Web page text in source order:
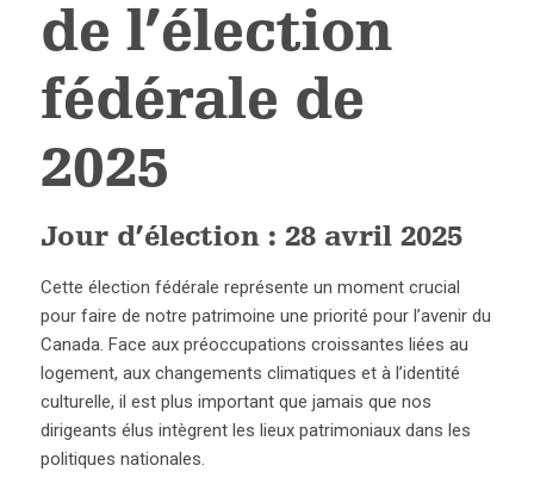
de l’élection
fédérale de
2025
Jour d’élection : 28 avril 2025
Cette élection fédérale représente un moment crucial
pour faire de notre patrimoine une priorité pour l’avenir du
Canada. Face aux préoccupations croissantes liées au
logement, aux changements climatiques et à l’identité
culturelle, il est plus important que jamais que nos
dirigeants élus intègrent les lieux patrimoniaux dans les
politiques nationales.